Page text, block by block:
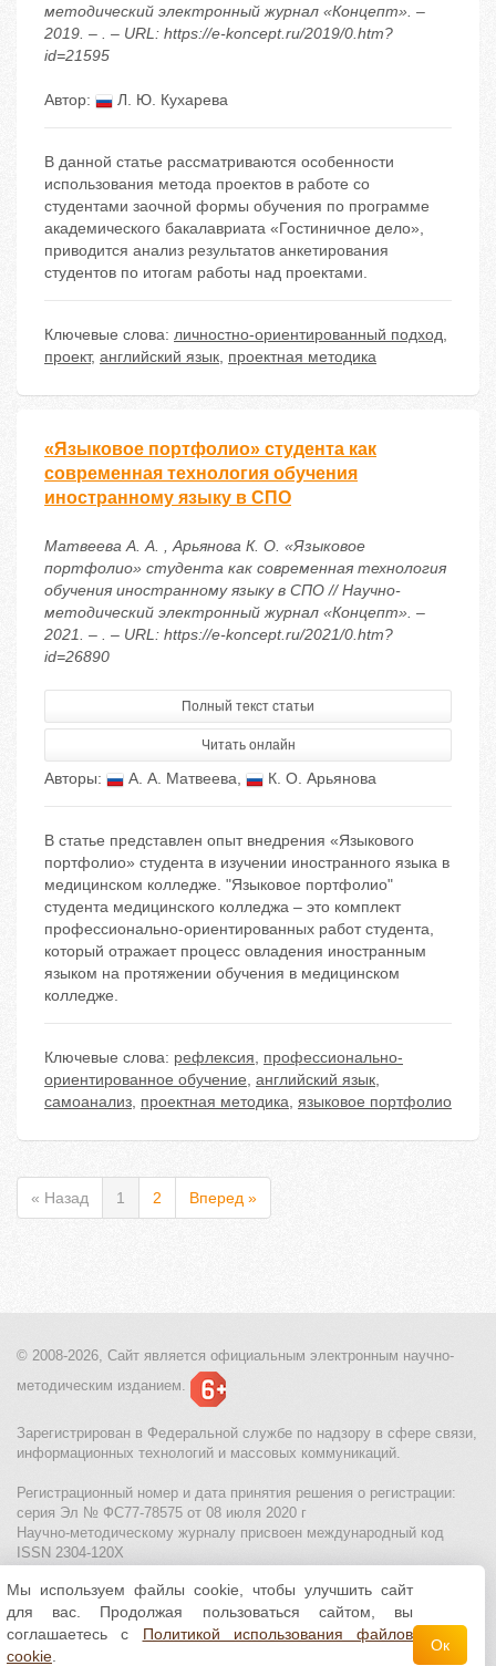
методический электронный журнал «Концепт». –
2019. – . – URL: https://e-koncept.ru/2019/0.htm?
id=21595
Автор: Л. Ю. Кухарева
В данной статье рассматриваются особенности
использования метода проектов в работе со
студентами заочной формы обучения по программе
академического бакалавриата «Гостиничное дело»,
приводится анализ результатов анкетирования
студентов по итогам работы над проектами.
Ключевые слова: личностно-ориентированный подход,
проект, английский язык, проектная методика
«Языковое портфолио» студента как
современная технология обучения
иностранному языку в СПО
Матвеева А. А. , Арьянова К. О. «Языковое
портфолио» студента как современная технология
обучения иностранному языку в СПО // Научно-
методический электронный журнал «Концепт». –
2021. – . – URL: https://e-koncept.ru/2021/0.htm?
id=26890
Полный текст статьи
Читать онлайн
Авторы: А. А. Матвеева, К. О. Арьянова
В статье представлен опыт внедрения «Языкового
портфолио» студента в изучении иностранного языка в
медицинском колледже. "Языковое портфолио"
студента медицинского колледжа – это комплект
профессионально-ориентированных работ студента,
который отражает процесс овладения иностранным
языком на протяжении обучения в медицинском
колледже.
Ключевые слова: рефлексия, профессионально-
ориентированное обучение, английский язык,
самоанализ, проектная методика, языковое портфолио
« Назад 1 2 Вперед »
© 2008-2026, Сайт является официальным электронным научно-
методическим изданием.
Зарегистрирован в Федеральной службе по надзору в сфере связи,
информационных технологий и массовых коммуникаций.
Регистрационный номер и дата принятия решения о регистрации:
серия Эл № ФС77-78575 от 08 июля 2020 г
Научно-методическому журналу присвоен международный код
ISSN 2304-120X
МЦИТО|Школьные олимпиады и онлайн конкурсы для детей
Политика использования файлов cookie| Политика обработки и
защиты персональных данных
Мы используем файлы cookie, чтобы улучшить сайт
для вас. Продолжая пользоваться сайтом, вы
соглашаетесь с Политикой использования файлов
cookie
Ок